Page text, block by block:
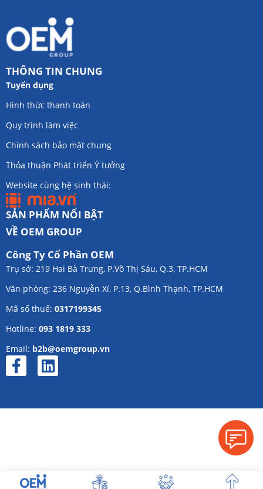
THÔNG TIN CHUNG
Tuyển dụng
Hình thức thanh toán
Quy trình làm việc
Chính sách bảo mật chung
Thỏa thuận Phát triển Ý tưởng
Website cùng hệ sinh thái:
SẢN PHẨM NỔI BẬT
VỀ OEM GROUP
Công Ty Cổ Phần OEM
Trụ sở: 219 Hai Bà Trưng, P.Võ Thị Sáu, Q.3, TP.HCM
Văn phòng: 236 Nguyễn Xí, P.13, Q.Bình Thạnh, TP.HCM
Mã số thuế: 0317199345
Hotline: 093 1819 333
Email: b2b@oemgroup.vn